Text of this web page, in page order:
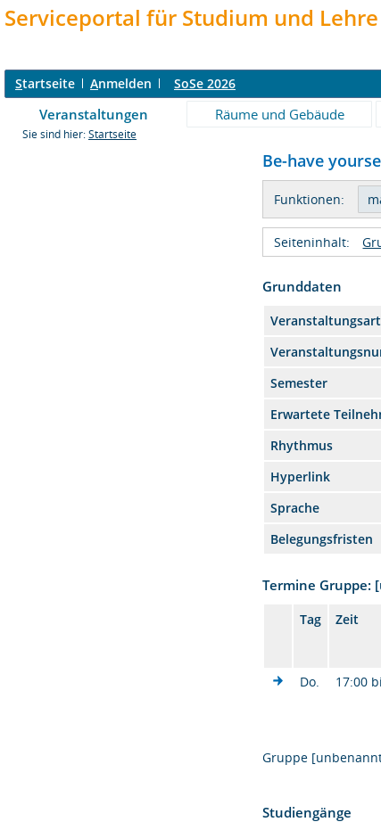
Serviceportal für Studium und Lehre
Startseite Anmelden SoSe 2026
Veranstaltungen Räume und Gebäude
Sie sind hier: Startseite
Be-have
Funktionen:
Seiteninhalt:
Grunddaten
Veranstaltungsart
Semester
Erwartete
Rhythmus
Hyperlink
Sprache
Belegungsfristen
Termine Gruppe:
Tag Zeit
Do.
17:00
Gruppe
Studiengänge